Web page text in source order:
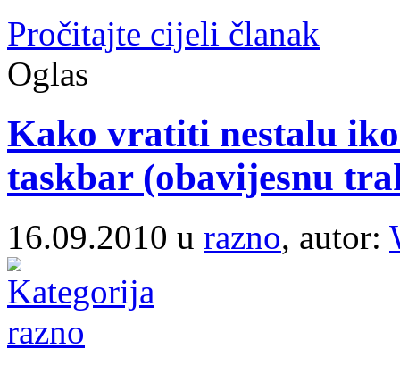
Pročitajte cijeli članak
Oglas
Kako vratiti nestalu
taskbar (obavijesnu
16.09.2010 u razno, autor: